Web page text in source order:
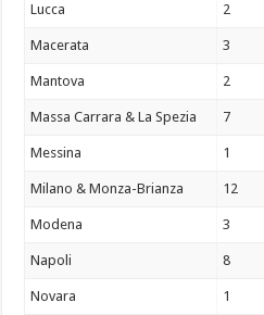
Lucca 2
Macerata 3
Mantova 2
Massa Carrara & La Spezia 7
Messina 1
Milano & Monza-Brianza 12
Modena 3
Napoli 8
Novara 1